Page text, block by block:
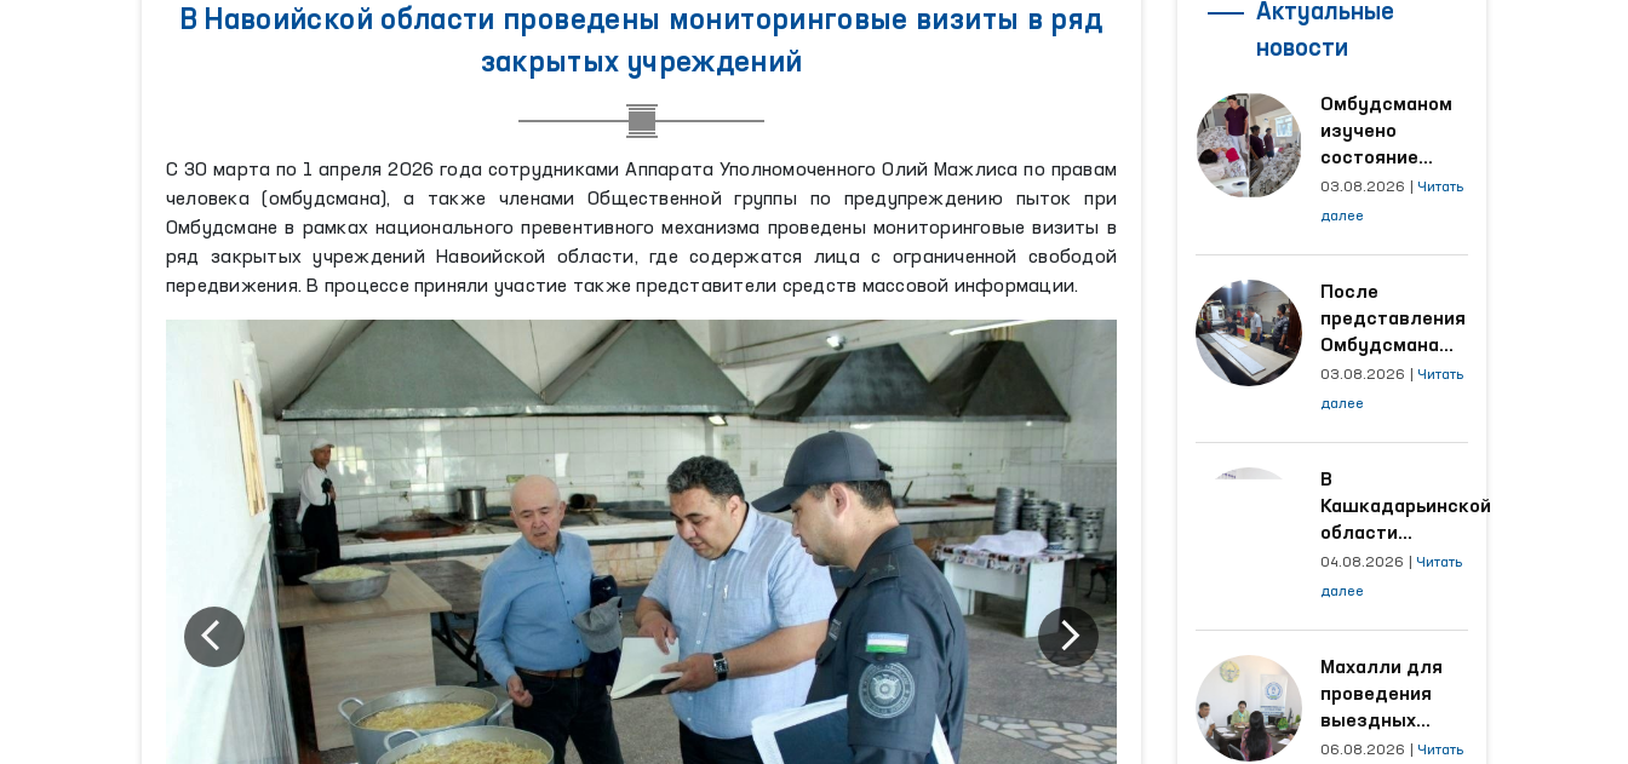
В Навоийской области проведены мониторинговые визиты в ряд
закрытых учреждений
С 30 марта по 1 апреля 2026 года сотрудниками Аппарата Уполномоченного Олий Мажлиса по правам
человека (омбудсмана), а также членами Общественной группы по предупреждению пыток при
Омбудсмане в рамках национального превентивного механизма проведены мониторинговые визиты в
ряд закрытых учреждений Навоийской области, где содержатся лица с ограниченной свободой
передвижения. В процессе приняли участие также представители средств массовой информации.
Актуальные
новости
Омбудсманом
изучено
состояние
женщины,
пострадавшей от
области
03.08.2026
Читать
далее
После
представления
Омбудсмана
улучшены
условия на
трудятся
осуждённые
03.08.2026
Читать
далее
В
Кашкадарьинской
области
налажена
адресная работа
наибольшее
количество
обращений
04.08.2026
Читать
далее
Махалли для
проведения
выездных
приёмов
06.08.2026
Читать